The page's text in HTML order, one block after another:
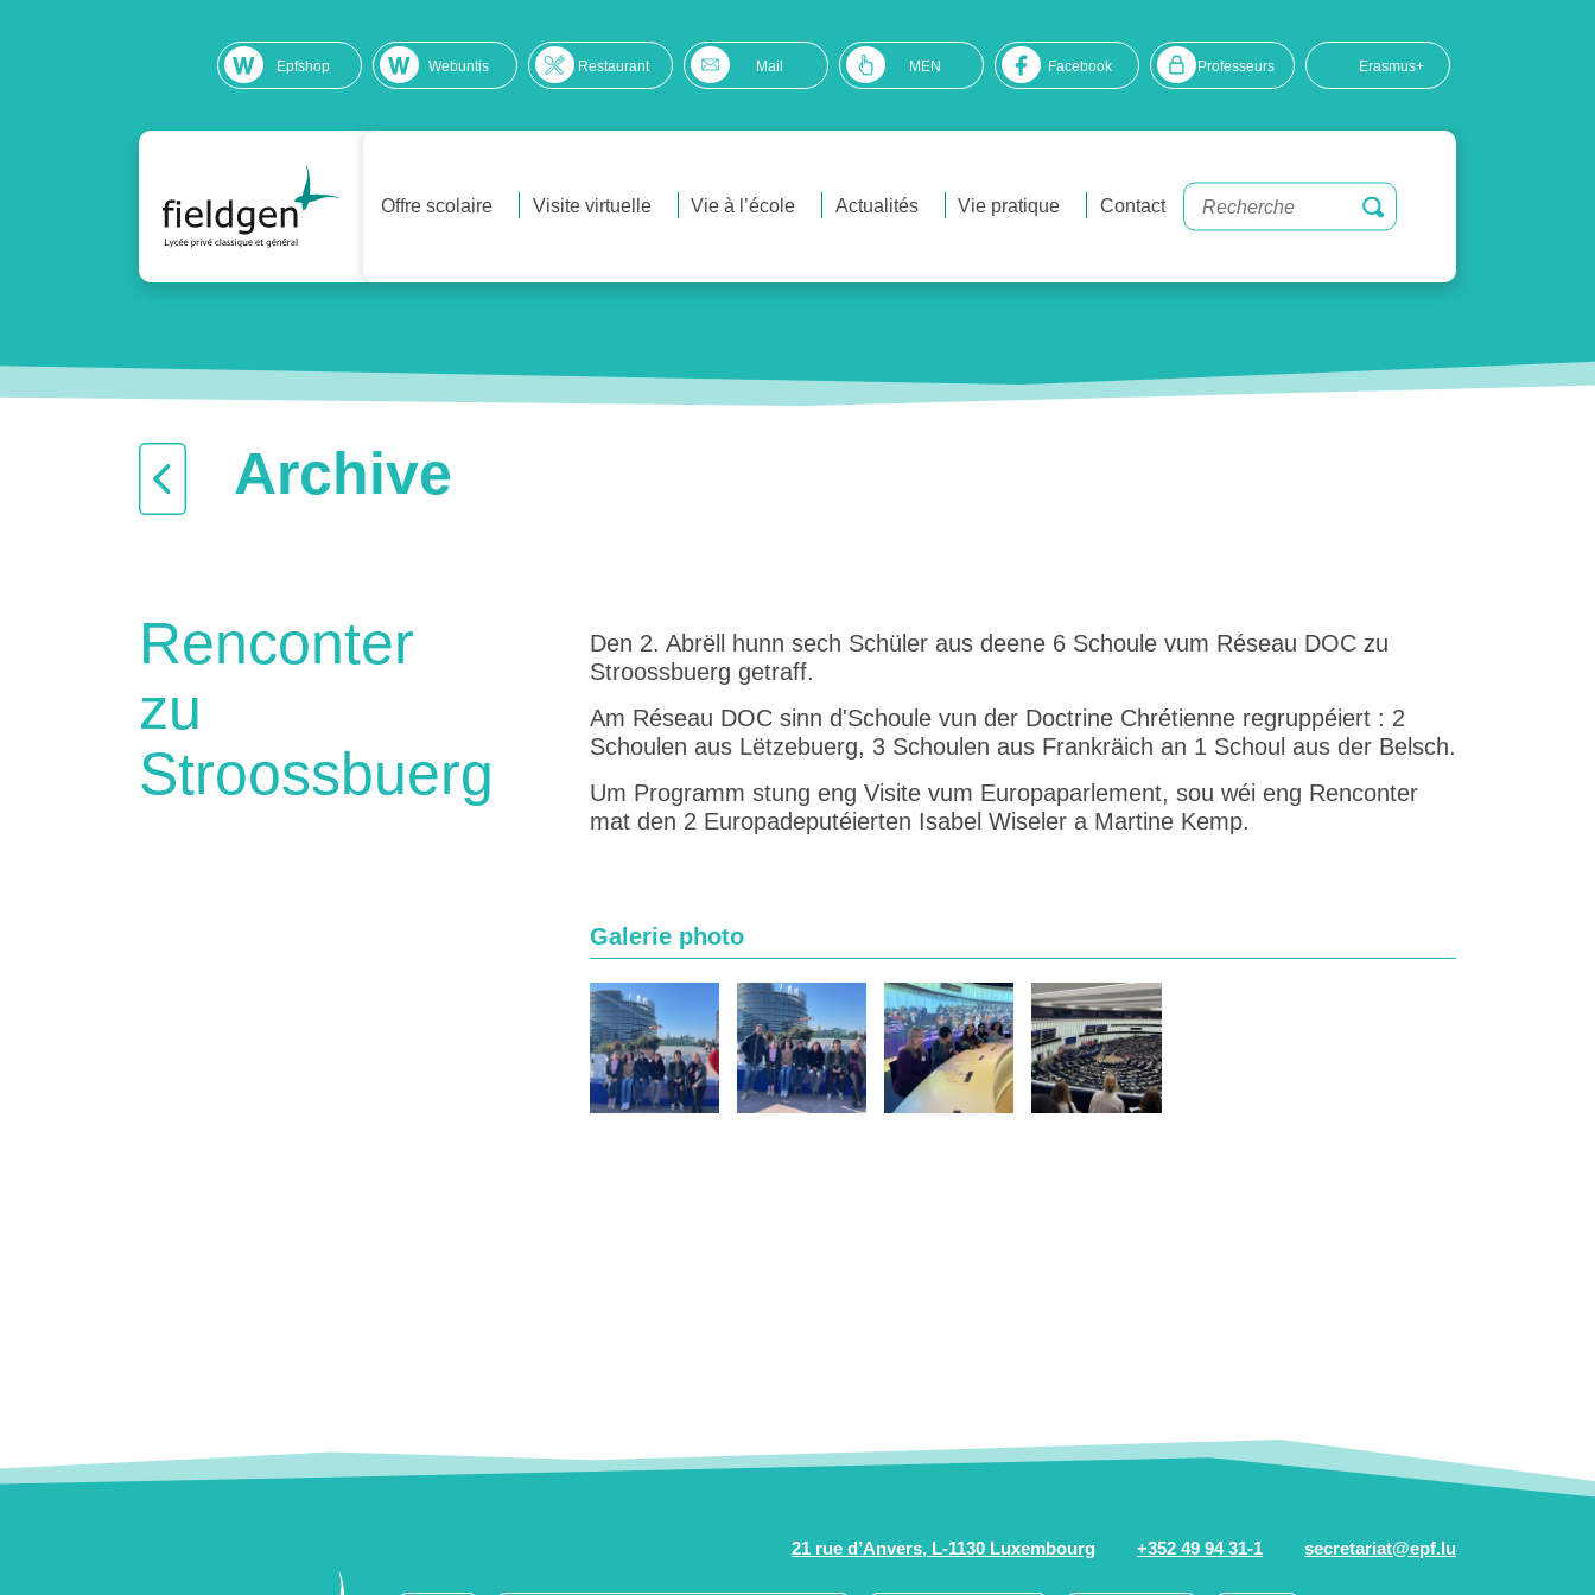
Epfshop Webuntis Restaurant Mail MEN Facebook Professeurs Erasmus+
Offre scolaire Visite virtuelle Vie à l’école Actualités Vie pratique Contact
Archive
Renconter
zu
Stroossbuerg
Den 2. Abrëll hunn sech Schüler aus deene 6 Schoule vum Réseau DOC zu
Stroossbuerg getraff.
Am Réseau DOC sinn d'Schoule vun der Doctrine Chrétienne regruppéiert : 2
Schoulen aus Lëtzebuerg, 3 Schoulen aus Frankräich an 1 Schoul aus der Belsch.
Um Programm stung eng Visite vum Europaparlement, sou wéi eng Renconter
mat den 2 Europadeputéierten Isabel Wiseler a Martine Kemp.
Galerie photo
21 rue d’Anvers, L-1130 Luxembourg +352 49 94 31-1 secretariat@epf.lu